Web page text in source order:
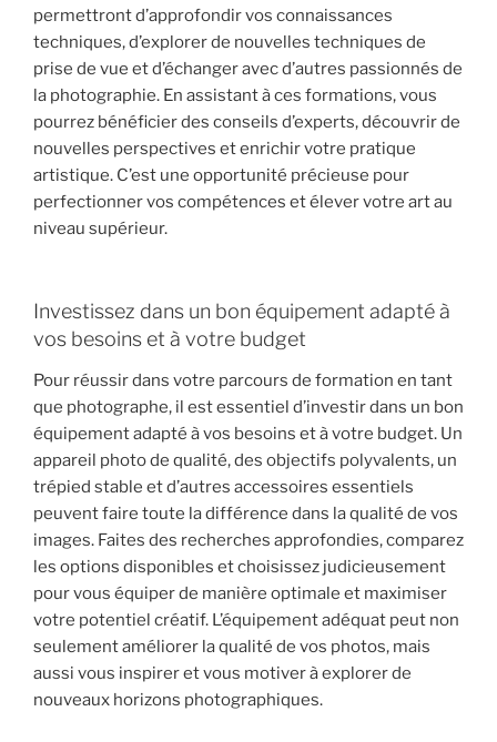
permettront d’approfondir vos connaissances
techniques, d’explorer de nouvelles techniques de
prise de vue et d’échanger avec d’autres passionnés de
la photographie. En assistant à ces formations, vous
pourrez bénéficier des conseils d’experts, découvrir de
nouvelles perspectives et enrichir votre pratique
artistique. C’est une opportunité précieuse pour
perfectionner vos compétences et élever votre art au
niveau supérieur.
Investissez dans un bon équipement adapté à
vos besoins et à votre budget
Pour réussir dans votre parcours de formation en tant
que photographe, il est essentiel d’investir dans un bon
équipement adapté à vos besoins et à votre budget. Un
appareil photo de qualité, des objectifs polyvalents, un
trépied stable et d’autres accessoires essentiels
peuvent faire toute la différence dans la qualité de vos
images. Faites des recherches approfondies, comparez
les options disponibles et choisissez judicieusement
pour vous équiper de manière optimale et maximiser
votre potentiel créatif. L’équipement adéquat peut non
seulement améliorer la qualité de vos photos, mais
aussi vous inspirer et vous motiver à explorer de
nouveaux horizons photographiques.